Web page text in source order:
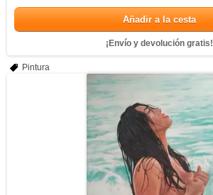
Añadir a la cesta
¡Envío y devolución gratis!
Pintura